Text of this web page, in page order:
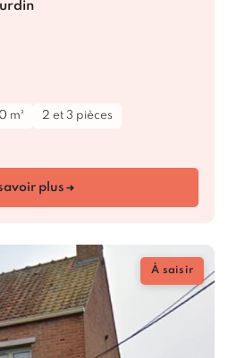
m² 2 et 3 pièces
plus
À saisir